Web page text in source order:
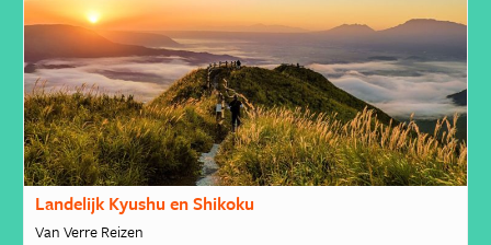
Landelijk Kyushu en Shikoku
Van Verre Reizen